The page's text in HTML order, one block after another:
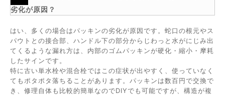
劣化が原因？
はい、多くの場合はパッキンの劣化が原因です。蛇口の根元やス
パウトとの接合部、ハンドル下の部分からじわっと水がにじみ出
てくるような漏れ方は、内部のゴムパッキンが硬化・縮小・摩耗
したサインです。
特に古い単水栓や混合栓ではこの症状が出やすく、使っていなく
てもポタポタ落ちることがあります。パッキンは数百円で交換で
き、修理自体も比較的簡単なのでDIYでも可能ですが、構造が複